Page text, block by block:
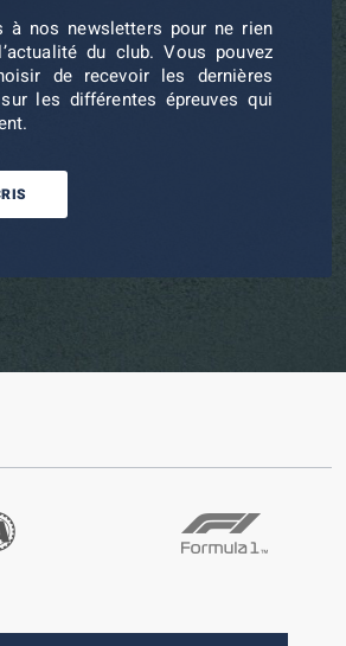
à nos newsletters pour ne rien
du club. Vous pouvez
de recevoir les dernières
les différentes épreuves qui